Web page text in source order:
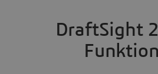
DraftSight